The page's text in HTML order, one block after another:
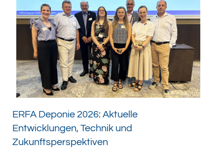
ERFA Deponie 2026: Aktuelle
Entwicklungen, Technik und
Zukunftsperspektiven